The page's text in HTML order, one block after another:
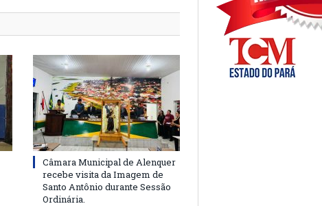
Câmara Municipal de Alenquer
recebe visita da Imagem de
Santo Antônio durante Sessão
Ordinária.